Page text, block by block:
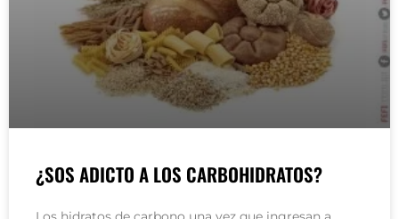
¿SOS ADICTO A LOS CARBOHIDRATOS?